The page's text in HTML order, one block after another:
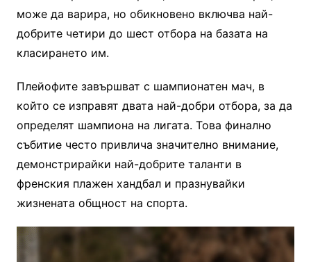
може да варира, но обикновено включва най-
добрите четири до шест отбора на базата на
класирането им.
Плейофите завършват с шампионатен мач, в
който се изправят двата най-добри отбора, за да
определят шампиона на лигата. Това финално
събитие често привлича значително внимание,
демонстрирайки най-добрите таланти в
френския плажен хандбал и празнувайки
жизнената общност на спорта.